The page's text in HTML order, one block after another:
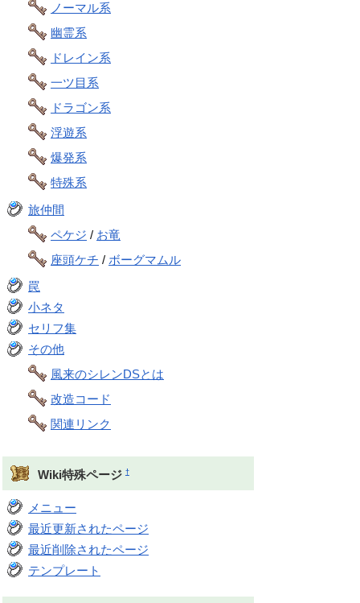
ノーマル系
幽霊系
ドレイン系
一ツ目系
ドラゴン系
浮遊系
爆発系
特殊系
旅仲間
ペケジ / お竜
座頭ケチ / ボーグマムル
罠
小ネタ
セリフ集
その他
風来のシレンDSとは
改造コード
関連リンク
Wiki特殊ページ †
メニュー
最近更新されたページ
最近削除されたページ
テンプレート